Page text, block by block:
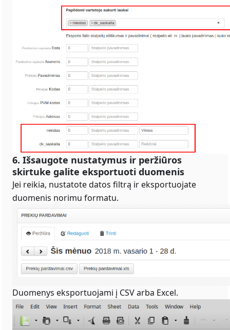
6. Išsaugote nustatymus ir peržiūros
skirtuke galite eksportuoti duomenis
Jei reikia, nustatote datos filtrą ir eksportuojate
duomenis norimu formatu.
Duomenys eksportuojami į CSV arba Excel.